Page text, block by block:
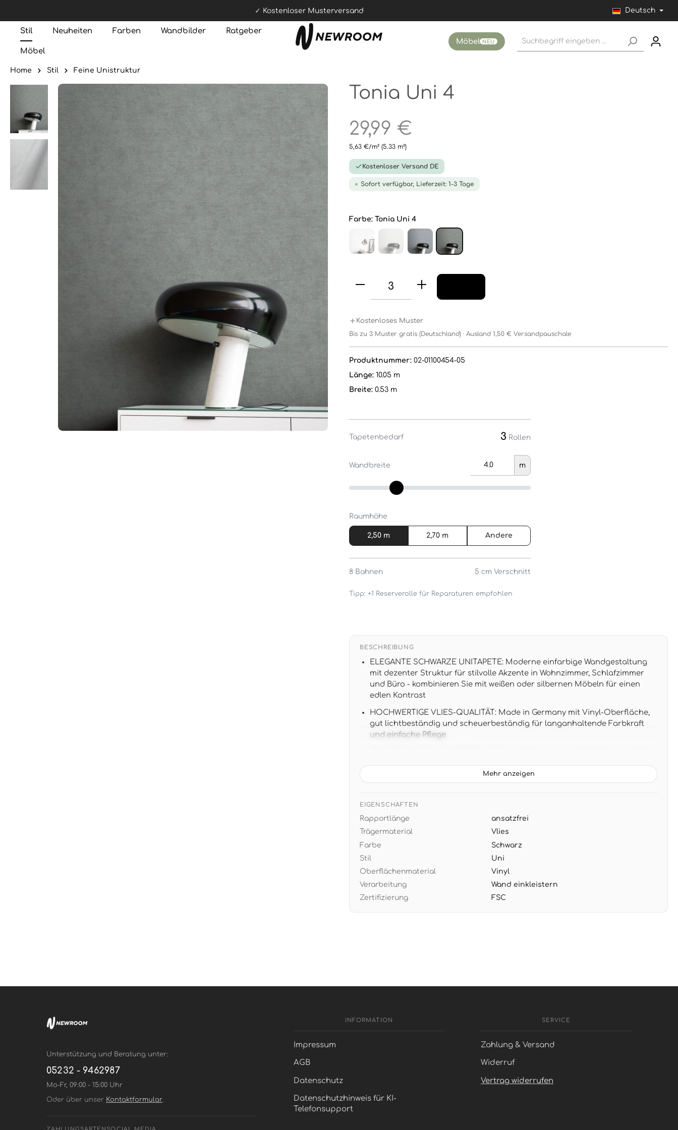
Kostenloser Musterversand Deutsch
Stil Neuheiten Farben Wandbilder Ratgeber
Möbel
Möbel NEU
Home Stil Feine Unistruktur
Tonia Uni 4
29,99 €
5,63 €/m² (5.33 m²)
Kostenloser Versand DE
Sofort verfügbar, Lieferzeit: 1-3 Tage
Farbe: Tonia Uni 4
Kostenloses Muster
Bis zu 3 Muster gratis (Deutschland) · Ausland 1,50 € Versandpauschale
Produktnummer: 02-01100454-05
Länge: 10.05 m
Breite: 0.53 m
Tapetenbedarf 3 Rollen
Wandbreite m
Raumhöhe
2,50 m 2,70 m Andere
8 Bahnen 5 cm Verschnitt
Tipp: +1 Reserverolle für Reparaturen empfohlen
BESCHREIBUNG
ELEGANTE SCHWARZE UNITAPETE: Moderne einfarbige Wandgestaltung
mit dezenter Struktur für stilvolle Akzente in Wohnzimmer, Schlafzimmer
und Büro - kombinieren Sie mit weißen oder silbernen Möbeln für einen
edlen Kontrast
HOCHWERTIGE VLIES-QUALITÄT: Made in Germany mit Vinyl-Oberfläche,
gut lichtbeständig und scheuerbeständig für langanhaltende Farbkraft
und einfache Pflege
ZEITLOSES SCHWARZES DESIGN: Edle Unifarbe mit feiner Struktur schafft
und weißen Accessoires kombinieren
EINFACHE VERARBEITUNG: Wand einkleistern, Tapete aufbringen - restlos
trocken abziehbar bei Renovierung ohne Rückstände
Mehr anzeigen
EIGENSCHAFTEN
Rapportlänge
ansatzfrei
Trägermaterial
Vlies
Farbe
Schwarz
Stil
Uni
Oberflächenmaterial
Vinyl
Verarbeitung
Wand einkleistern
Zertifizierung
FSC
Unterstützung und Beratung unter:
05232 - 9462987
Mo-Fr, 09:00 - 15:00 Uhr
Oder über unser Kontaktformular.
INFORMATION
Impressum
AGB
Datenschutz
Datenschutzhinweis für KI-
Telefonsupport
SERVICE
Zahlung & Versand
Widerruf
Vertrag widerrufen